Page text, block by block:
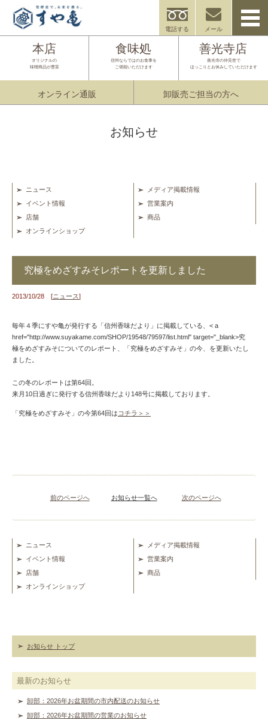
電話する メール
本店
オリジナルの
味噌商品が豊富
食味処
信州ならではのお食事を
ご堪能いただけます
善光寺店
善光寺の仲見世で
ほっこりとお休みしていただけます
オンライン通販 卸販売ご担当の方へ
お知らせ
ニュース
メディア掲載情報
イベント情報
営業案内
店舗
商品
オンラインショップ
究極をめざすみそレポートを更新しました
2013/10/28 [ニュース]
毎年４季にすや亀が発行する「信州香味だより」に掲載している、< a
href="http://www.suyakame.com/SHOP/19548/79597/list.html" target="_blank>究
極をめざすみそについてのレポート、「究極をめざすみそ」の今、を更新いたし
ました。
この冬のレポートは第64回。
来月10日過ぎに発行する信州香味だより148号に掲載しております。
「究極をめざすみそ」の今第64回は コチラ＞＞
前のページへ お知らせ一覧へ 次のページへ
ニュース
メディア掲載情報
イベント情報
営業案内
店舗
商品
オンラインショップ
お知らせ トップ
最新のお知らせ
卸部：2026年お盆期間の市内配送のお知らせ
卸部：2026年お盆期間の営業のお知らせ